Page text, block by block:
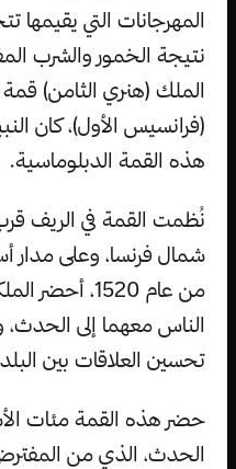
المهرجانات التي
نتيجة الخمور والشرب
الملك (هنري الثامن)
(فرانسيس الأول)، كان
هذه القمة الدبلوماسية.
نُظمت القمة في الريف
شمال فرنسا، وعلى مدار
من عام 1520،
الناس معهما إلى
تحسين العلاقات بين
حضر هذه القمة مئات
الحدث، الذي من